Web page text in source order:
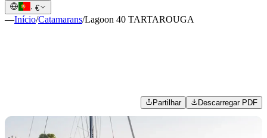
· €
—Início/Catamarans/Lagoon 40 TARTAROUGA
Partilhar Descarregar PDF